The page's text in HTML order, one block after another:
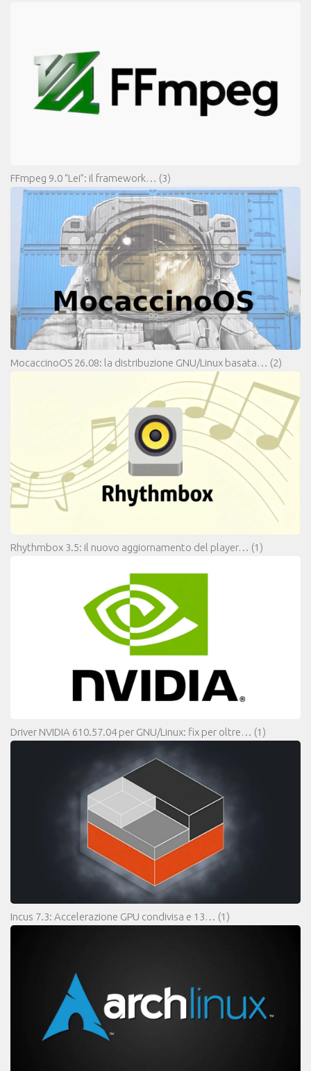
FFmpeg 9.0 “Lei”: il framework… (3)
MocaccinoOS 26.08: la distribuzione GNU/Linux basata… (2)
Rhythmbox 3.5: il nuovo aggiornamento del player… (1)
Driver NVIDIA 610.57.04 per GNU/Linux: fix per oltre… (1)
Incus 7.3: Accelerazione GPU condivisa e 13… (1)